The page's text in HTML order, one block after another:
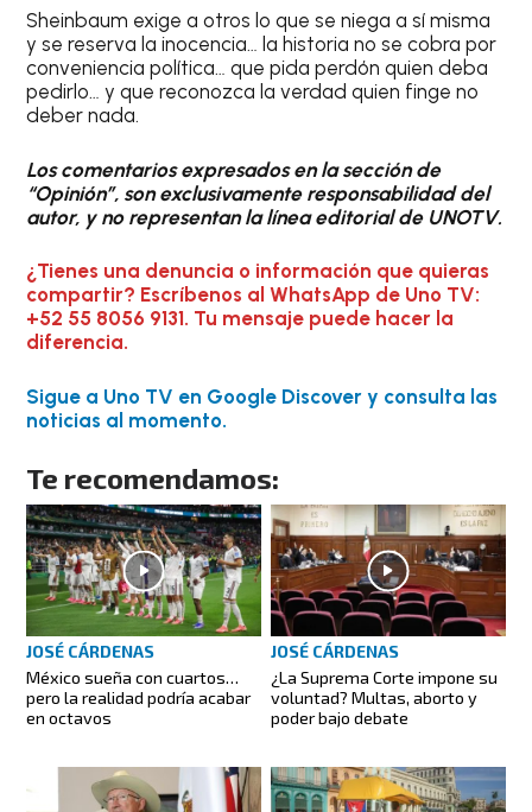
Sheinbaum exige a otros lo que se niega a sí misma
y se reserva la inocencia… la historia no se cobra por
conveniencia política… que pida perdón quien deba
pedirlo… y que reconozca la verdad quien finge no
deber nada.
Los comentarios expresados en la sección de
“Opinión”, son exclusivamente responsabilidad del
autor, y no representan la línea editorial de UNOTV.
¿Tienes una denuncia o información que quieras
compartir? Escríbenos al WhatsApp de Uno TV:
+52 55 8056 9131. Tu mensaje puede hacer la
diferencia.
Sigue a Uno TV en Google Discover y consulta las
noticias al momento.
Te recomendamos:
JOSÉ CÁRDENAS
México sueña con cuartos…
pero la realidad podría acabar
en octavos
JOSÉ CÁRDENAS
¿La Suprema Corte impone su
voluntad? Multas, aborto y
poder bajo debate